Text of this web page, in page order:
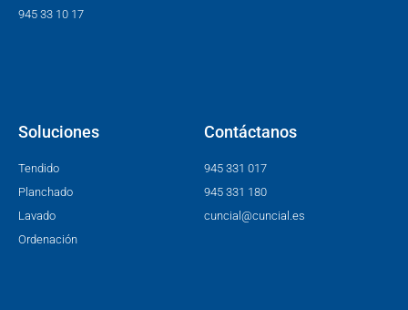
945 33 10 17
Soluciones
Tendido
Planchado
Lavado
Ordenación
Contáctanos
945 331 017
945 331 180
cuncial@cuncial.es